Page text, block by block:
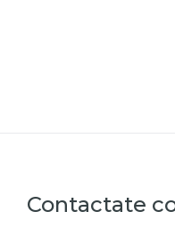
Contactate